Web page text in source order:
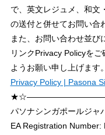
で、英文レジュメ、和文
の送付と併せてお問い合
また、お問い合わせ並び
リンクPrivacy Policyを
ようお願い申し上げます。
Privacy Policy | Pasona
パソナシンガポールジャ
EA Registration Number: